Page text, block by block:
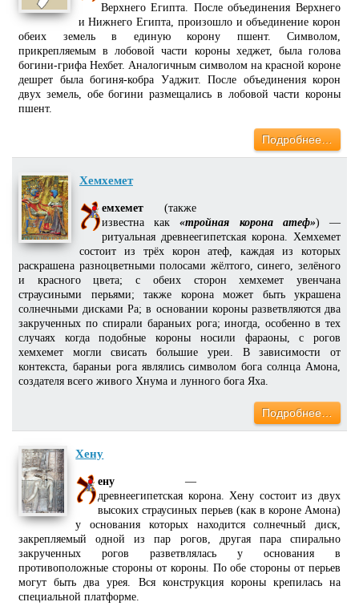
Верхнего Египта. После объединения Верхнего
и Нижнего Египта, произошло и объединение корон
обеих земель в единую корону пшент. Символом,
прикрепляемым в лобовой части короны хеджет, была голова
богини-грифа Нехбет. Аналогичным символом на красной короне
дешрет была богиня-кобра Уаджит. После объединения корон
двух земель, обе богини размещались в лобовой части короны
пшент.
Подробнее…
Хемхемет
емхемет(также
известна как«тройная корона атеф») —
ритуальная древнеегипетская корона. Хемхемет
состоит из трёх корон атеф, каждая из которых
раскрашена разноцветными полосами жёлтого, синего, зелёного
и красного цвета; с обеих сторон хемхемет увенчана
страусиными перьями; также корона может быть украшена
солнечными дисками Ра; в основании короны разветвляются два
закрученных по спирали бараньих рога; иногда, особенно в тех
случаях когда подобные короны носили фараоны, с рогов
хемхемет могли свисать большие уреи. В зависимости от
контекста, бараньи рога являлись символом бога солнца Амона,
создателя всего живого Хнума и лунного бога Яха.
Подробнее…
Хену
ену —
древнеегипетская корона. Хену состоит из двух
высоких страусиных перьев (как в короне Амона)
у основания которых находится солнечный диск,
закрепляемый одной из пар рогов, другая пара спирально
закрученных рогов разветвлялась у основания в
противоположные стороны от короны. По обе стороны от перьев
могут быть два урея. Вся конструкция короны крепилась на
специальной платформе.